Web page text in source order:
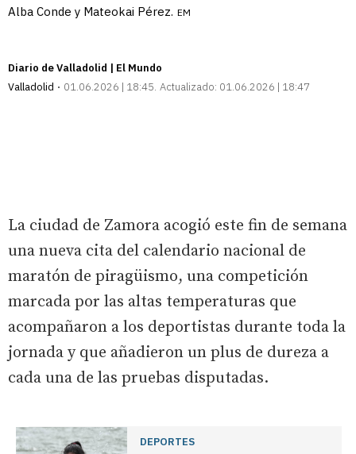
Alba Conde y Mateokai Pérez. EM
Diario de Valladolid | El Mundo
Valladolid
01.06.2026 | 18:45 Actualizado: 01.06.2026 | 18:47
La ciudad de Zamora acogió este fin de semana
una nueva cita del calendario nacional de
maratón de piragüismo, una competición
marcada por las altas temperaturas que
acompañaron a los deportistas durante toda la
jornada y que añadieron un plus de dureza a
cada una de las pruebas disputadas.
DEPORTES